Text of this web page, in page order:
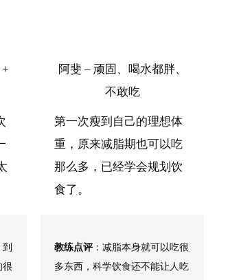
很
阿斐 – 顽固、喝水都胖、
不敢吃
第一次瘦到自己的理想体
重，原来减脂期也可以吃
那么多，已经学会规划饮
食了。
教练点评：减脂本身就可以吃很
多东西，科学饮食还不能让人吃